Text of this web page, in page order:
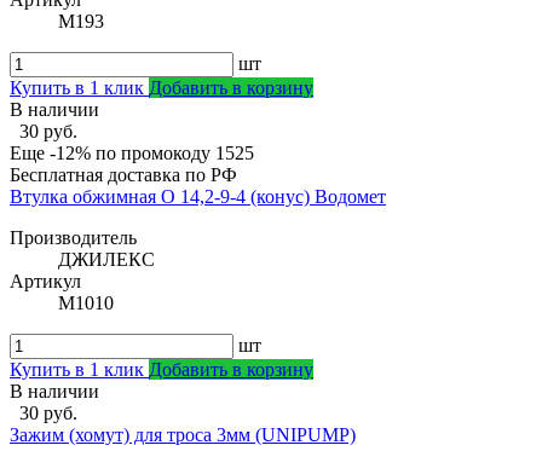
М193
шт
Купить в 1 клик Добавить в корзину
В наличии
30 руб.
Еще -12% по промокоду 1525
Бесплатная доставка по РФ
Втулка обжимная О 14,2-9-4 (конус) Водомет
Производитель
ДЖИЛЕКС
Артикул
М1010
шт
Купить в 1 клик Добавить в корзину
В наличии
30 руб.
Зажим (хомут) для троса 3мм (UNIPUMP)